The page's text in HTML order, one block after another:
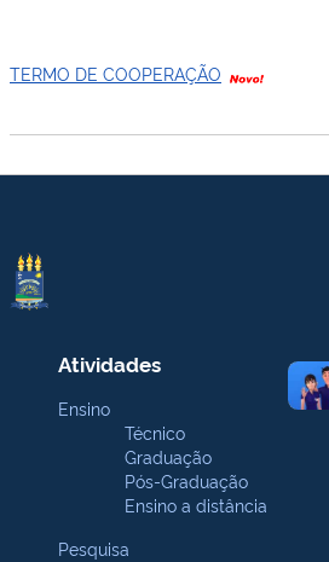
TERMO DE COOPERAÇÃO
Atividades
Ensino
Técnico
Graduação
Pós-Graduação
Ensino a distância
Pesquisa